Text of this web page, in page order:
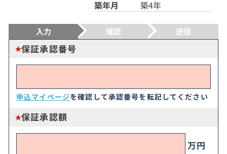
築年月 築4年
入力 確認 送信
保証承認番号
申込マイページを確認して承認番号を転記してください
保証承認額
万円